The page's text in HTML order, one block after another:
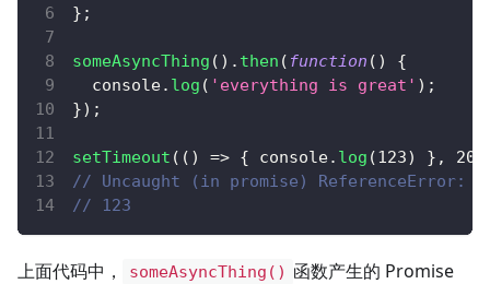
} ;
someAsyncThing ( ) . then ( function ( )
{
console. log ( 'everything is great' ) ;
}) ;
setTimeout ( ( ) => { console. log (123) } ,
// Uncaught (in promise) ReferenceError:
// 123
上面代码中， someAsyncThing() 函数产生的 Promise